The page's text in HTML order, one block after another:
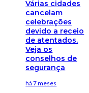
Várias cidades
cancelam
celebrações
devido a receio
de atentados.
Veja os
conselhos de
segurança
há 7 meses